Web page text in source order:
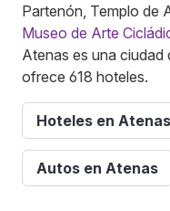
Partenón, Templo de
Museo de Arte
Atenas es una ciudad
ofrece 618 hoteles.
Hoteles en Atenas
Autos en Atenas